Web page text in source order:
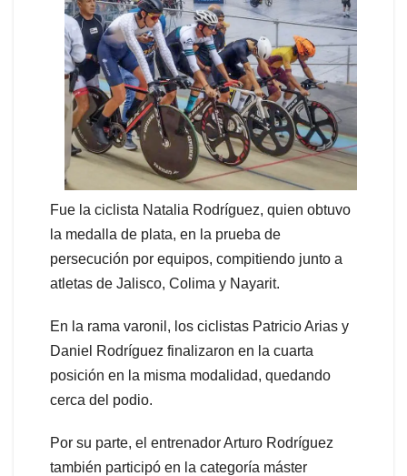
Fue la ciclista Natalia Rodríguez, quien obtuvo
la medalla de plata, en la prueba de
persecución por equipos, compitiendo junto a
atletas de Jalisco, Colima y Nayarit.
En la rama varonil, los ciclistas Patricio Arias y
Daniel Rodríguez finalizaron en la cuarta
posición en la misma modalidad, quedando
cerca del podio.
Por su parte, el entrenador Arturo Rodríguez
también participó en la categoría máster